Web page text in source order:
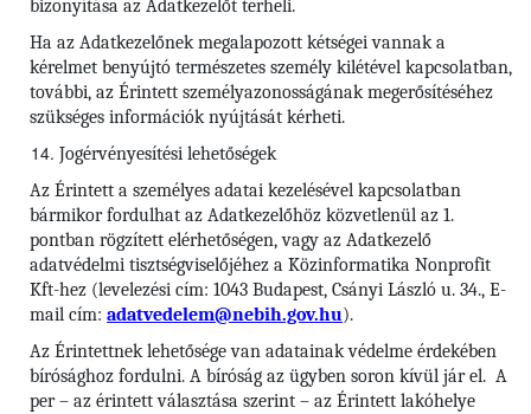
bizonyítása az Adatkezelőt terheli.
Ha az Adatkezelőnek megalapozott kétségei vannak a
kérelmet benyújtó természetes személy kilétével kapcsolatban,
további, az Érintett személyazonosságának megerősítéséhez
szükséges információk nyújtását kérheti.
Jogérvényesítési lehetőségek
Az Érintett a személyes adatai kezelésével kapcsolatban
bármikor fordulhat az Adatkezelőhöz közvetlenül az 1.
pontban rögzített elérhetőségen, vagy az Adatkezelő
adatvédelmi tisztségviselőjéhez a Közinformatika Nonprofit
Kft-hez (levelezési cím: 1043 Budapest, Csányi László u. 34., E-
mail cím: adatvedelem@nebih.gov.hu).
Az Érintettnek lehetősége van adatainak védelme érdekében
bírósághoz fordulni. A bíróság az ügyben soron kívül jár el. A
per – az érintett választása szerint – az Érintett lakóhelye